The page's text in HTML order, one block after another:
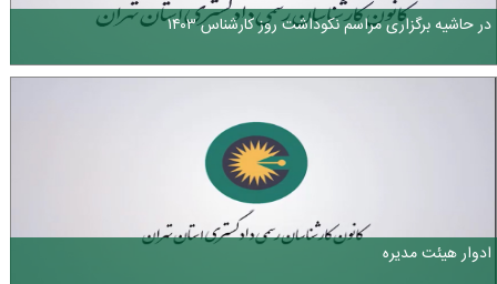
در حاشیه برگزاری مراسم نکوداشت روز کارشناس ۱۴۰۳
ادوار هیئت مدیره